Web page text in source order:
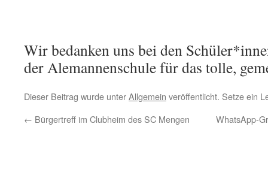
Wir bedanken uns bei den
der Alemannenschule für das tolle,
Dieser Beitrag wurde unterAllgemein veröffentlicht. Setze ein
← Bürgertreff im Clubheim des SC Mengen WhatsApp-